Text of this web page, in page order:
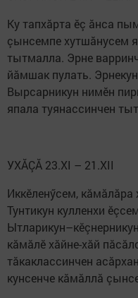
Ку тапхăрта ӗç ăнса
çынсемпе хутшăнусем
тытмалла. Эрне
йăмшак пулать.
Вырсарникун нимӗн
япала туянассинчен
УХĂÇĂ 23.XI – 21.XII
Иккӗленӳсем,
Тунтикун кулленхи
кăмăлӗ хăйне-хăй
тăкаклассинчен
кунсенче кăмăллă